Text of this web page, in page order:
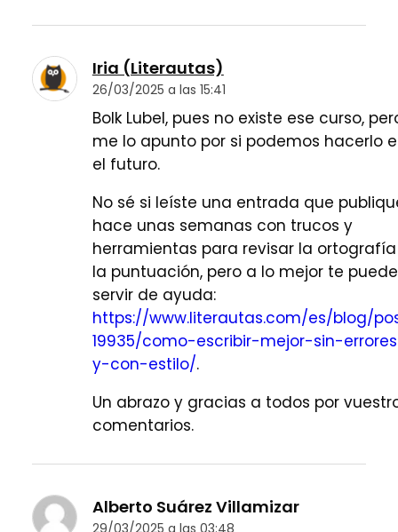
Iria (Literautas)
26/03/2025 a las 15:41
Bolk Lubel, pues no existe ese curso,
me lo apunto por si podemos hacerlo
el futuro.
No sé si leíste una entrada que
hace unas semanas con trucos y
herramientas para revisar la
la puntuación, pero a lo mejor te puede
servir de ayuda:
https://www.literautas.com/es/blog/
19935/como-escribir-mejor-sin-
y-con-estilo/.
Un abrazo y gracias a todos por
comentarios.
Alberto Suárez Villamizar
29/03/2025 a las 03:48